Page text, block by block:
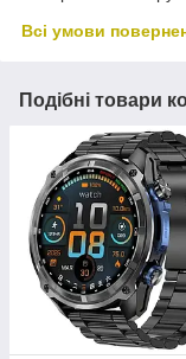
Всі умови
Подібні товари